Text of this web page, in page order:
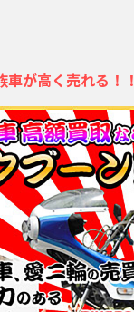
車が高く売れる！！